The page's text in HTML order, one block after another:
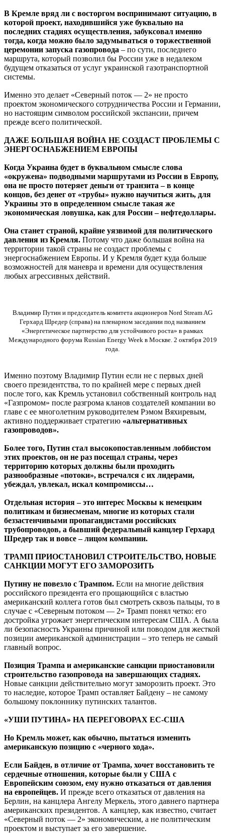
В Кремле вряд ли с восторгом воспринимают ситуацию, в
которой проект, находившийся уже буквально на
последних стадиях осуществления, забуксовал именно
тогда, когда можно было задумываться о торжественной
церемонии запуска газопровода – по сути, последнего
маршрута, который позволил бы России уже в недалеком
будущем отказаться от услуг украинской газотранспортной
системы.
Именно это делает «Северный поток — 2» не просто
проектом экономического сотрудничества России и Германии,
но настоящим символом российской экспансии, причем
прежде всего политической.
ДАЖЕ БОЛЬШАЯ ВОЙНА НЕ СОЗДАСТ ПРОБЛЕМЫ С
ЭНЕРГОСНАБЖЕНИЕМ ЕВРОПЫ
Когда Украина будет в буквальном смысле слова
«окружена» подводными маршрутами из России в Европу,
она не просто потеряет деньги от транзита – в конце
концов, без денег от «трубы» нужно научиться жить, для
Украины это в определенном смысле такая же
экономическая ловушка, как для России – нефтедоллары.
Она станет страной, крайне уязвимой для политического
давления из Кремля. Потому что даже большая война на
территории такой страны не создаст проблемы с
энергоснабжением Европы. И у Кремля будет куда больше
возможностей для маневра и времени для осуществления
любых агрессивных действий.
Владимир Путин и председатель комитета акционеров Nord Stream AG
Герхард Шредер (справа) на пленарном заседании под названием
«Энергетическое партнерство для устойчивого роста» в рамках
Международного форума Russian Energy Week в Москве. 2 октября 2019
года.
Именно поэтому Владимир Путин если не с первых дней
своего президентства, то по крайней мере с первых дней
после того, как Кремль установил собственный контроль над
«Газпромом» после разгрома кланов создателей компании во
главе с ее многолетним руководителем Рэмом Вяхиревым,
активно поддерживает стратегию «альтернативных
газопроводов».
Более того, Путин стал высокопоставленным лоббистом
этих проектов, он не раз посещал страны, через
территорию которых должны были проходить
разнообразные «потоки», встречался с их лидерами,
убеждал, увлекал, искал компромиссы…
Отдельная история – это интерес Москвы к немецким
политикам и бизнесменам, многие из которых стали
беззастенчивыми пропагандистами российских
трубопроводов, а бывший федеральный канцлер Герхард
Шредер так и вовсе – лицом компании.
ТРАМП ПРИОСТАНОВИЛ СТРОИТЕЛЬСТВО, НОВЫЕ
САНКЦИИ МОГУТ ЕГО ЗАМОРОЗИТЬ
Путину не повезло с Трампом. Если на многие действия
российского президента его прощающийся с властью
американский коллега готов был смотреть сквозь пальцы, то в
случае с «Северным потоком — 2» Трамп понял четко: его
достройка угрожает энергетическим интересам США. А была
ли безопасность Украины причиной или поводом для жесткой
позиции американской администрации – это теперь не самый
главный вопрос.
Позиция Трампа и американские санкции приостановили
строительство газопровода на завершающих стадиях.
Новые санкции действительно могут заморозить проект. Это
то наследие, которое Трамп оставляет Байдену – не самому
большому поклоннику путинских талантов.
«УШИ ПУТИНА» НА ПЕРЕГОВОРАХ ЕС-США
Но Кремль может, как обычно, пытаться изменить
американскую позицию с «черного хода».
Если Байден, в отличие от Трампа, хочет восстановить те
сердечные отношения, которые были у США с
Европейским союзом, ему нужно отказаться от давления
на европейцев. И прежде всего отказаться от давления на
Берлин, на канцлера Ангелу Меркель, этого давнего партнера
американских президентов. А канцлер, как известно, считает
«Северный поток — 2» экономическим, а не политическим
проектом и выступает за его завершение.